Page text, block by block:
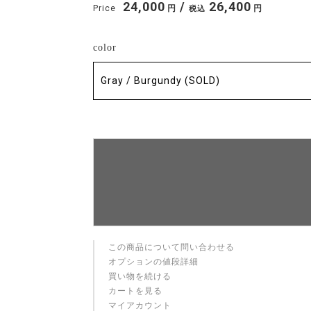
Price 24,000 円 / 税込 26,400 円
color
この商品について問い合わせる
オプションの値段詳細
買い物を続ける
カートを見る
マイアカウント